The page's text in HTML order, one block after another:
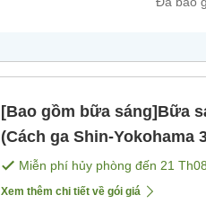
[Bao gồm bữa sáng]Bữa
(Cách ga Shin-Yokohama
[Bữa sáng]
Miễn phí hủy phòng đến 21 Th08
Xem thêm chi tiết về gói giá